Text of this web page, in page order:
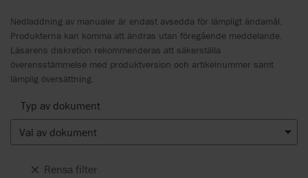
Nedladdning av manualer är endast avsedda för lämpligt ändamål.
Produkterna kan komma att ändras utan föregående meddelande.
Läsarens diskretion rekommenderas att säkerställa
överensstämmelse med produktversion och artikelnummer samt
lämplig översättning.
Typ av dokument
Val av dokument
Rensa filter